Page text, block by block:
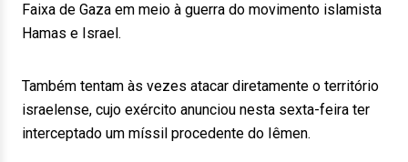
Faixa de Gaza em meio à guerra do movimento islamista
Hamas e Israel.
Também tentam às vezes atacar diretamente o território
israelense, cujo exército anunciou nesta sexta-feira ter
interceptado um míssil procedente do Iêmen.